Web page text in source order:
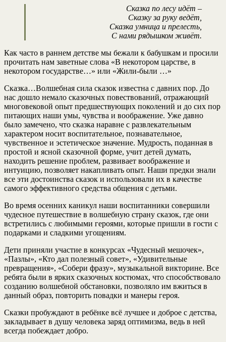
Сказка по лесу идёт –
Сказку за руку ведёт,
Сказка умница и прелесть,
С нами рядышком живёт.
Как часто в раннем детстве мы бежали к бабушкам и просили
прочитать нам заветные слова «В некотором царстве, в
некотором государстве…» или «Жили-были …»
Сказка…Волшебная сила сказок известна с давних пор. До
нас дошло немало сказочных повествований, отражающий
многовековой опыт предшествующих поколений и до сих пор
питающих наши умы, чувства и воображение. Уже давно
было замечено, что сказка наравне с развлекательным
характером носит воспитательное, познавательное,
чувственное и эстетическое значение. Мудрость, поданная в
простой и ясной сказочной форме, учит детей думать,
находить решение проблем, развивает воображение и
интуицию, позволяет накапливать опыт. Наши предки знали
все эти достоинства сказок и использовали их в качестве
самого эффективного средства общения с детьми.
Во время осенних каникул наши воспитанники совершили
чудесное путешествие в волшебную страну сказок, где они
встретились с любимыми героями, которые пришли в гости с
подарками и сладкими угощениям.
Дети приняли участие в конкурсах «Чудесный мешочек»,
«Пазлы», «Кто дал полезный совет», «Удивительные
превращения», «Собери фразу», музыкальной викторине. Все
ребята были в ярких сказочных костюмах, что способствовало
созданию волшебной обстановки, позволяло им вжиться в
данный образ, повторить повадки и манеры героя.
Сказки пробуждают в ребёнке всё лучшее и доброе с детства,
закладывает в душу человека заряд оптимизма, ведь в ней
всегда побеждает добро.